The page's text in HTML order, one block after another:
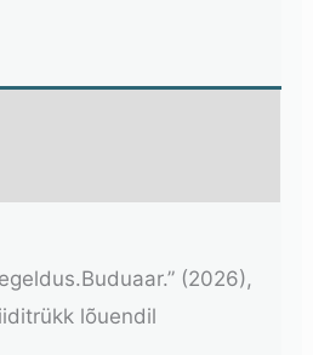
(2026),
lõuendil